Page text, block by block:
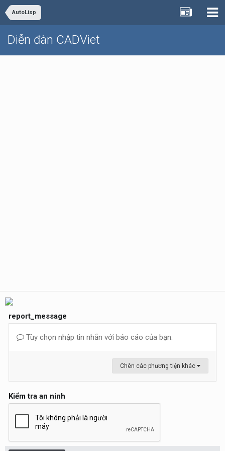
AutoLisp
Diễn đàn CADViet
report_message
Tùy chọn nhập tin nhắn với báo cáo của bạn.
Chèn các phương tiện khác
Kiểm tra an ninh